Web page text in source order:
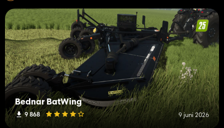
Bednar BatWing
9 868 9 juni 2026